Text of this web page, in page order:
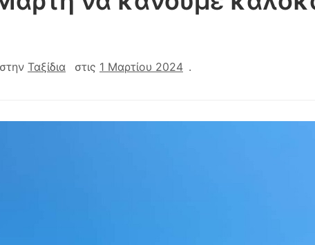
στην Ταξίδια στις 1 Μαρτίου 2024 .